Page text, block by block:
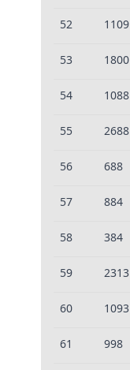
52 1109
53 1800
54 1088
55 2688
56 688
57 884
58 384
59 2313
60 1093
61 998